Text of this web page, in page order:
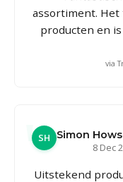
assortiment. Het
producten en
via
SH Simon
8 Dec
Uitstekend